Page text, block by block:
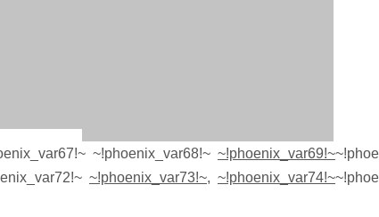
~!phoenix_var68!~ ~!phoenix_var69!~
~!phoenix_var73!~, ~!phoenix_var74!~